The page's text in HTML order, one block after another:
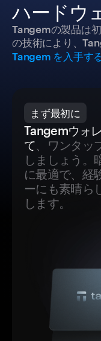
ハードウ
Tangemの製品は
の技術により、
Tangem を入手す
まず最初に
Tangemウォ
て、ワンタッ
しましょう。
に最適で、経
ーにも素晴ら
します。